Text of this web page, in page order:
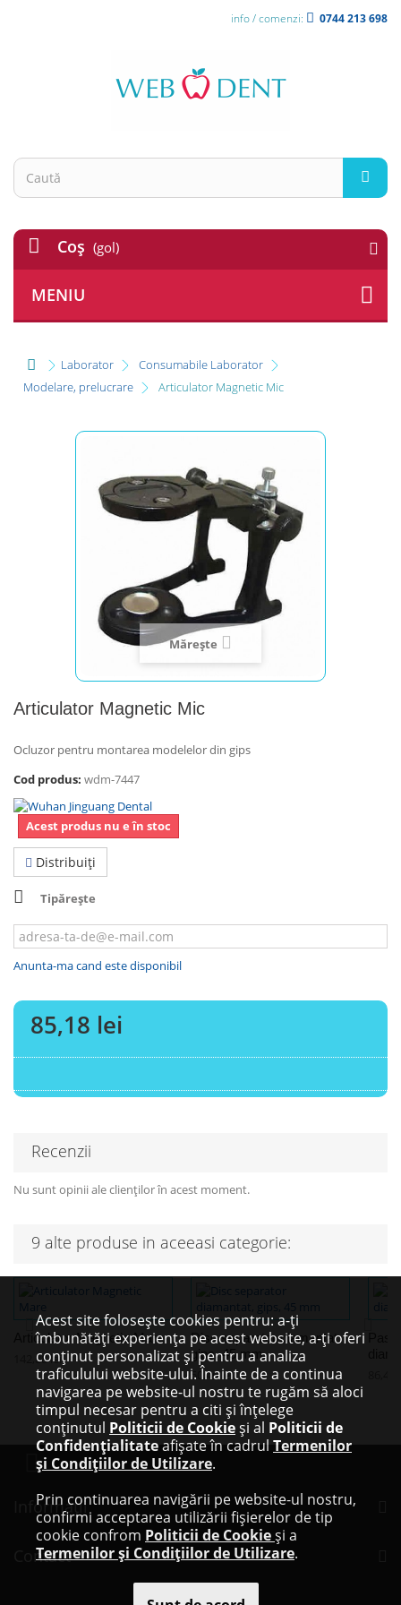
info / comenzi: 0744 213 698
Coş (gol)
MENIU
Laborator
Consumabile Laborator
Modelare, prelucrare
Articulator Magnetic Mic
Mărește
Articulator Magnetic Mic
Ocluzor pentru montarea modelelor din gips
Cod produs: wdm-7447
Acest produs nu e în stoc
Distribuiţi
Tipărește
Anunta-ma cand este disponibil
85,18 lei
Recenzii
Nu sunt opinii ale clienților în acest moment.
9 alte produse in aceeasi categorie:
Articulator Magnetic Mare
142,88 lei
Disc separator diamantat,
gips, 45 mm
50,46 lei
Informaţii
Contact
Acest site folosește cookies pentru: a-ți
îmbunătăți experiența pe acest website, a-ți oferi
conținut personalizat și pentru a analiza
traficulului website-ului. Înainte de a continua
navigarea pe website-ul nostru te rugăm să aloci
timpul necesar pentru a citi și înțelege
conținutul Politicii de Cookieși al Politicii de
Confidențialitateafișate în cadrul Termenilor
și Condițiilor de Utilizare.
Prin continuarea navigării pe website-ul nostru,
confirmi acceptarea utilizării fișierelor de tip
cookie confrom Politicii de Cookieși a
Termenilor și Condițiilor de Utilizare.